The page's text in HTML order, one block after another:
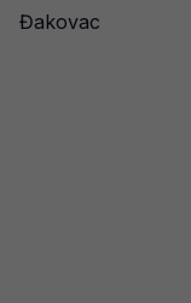
Đakovac